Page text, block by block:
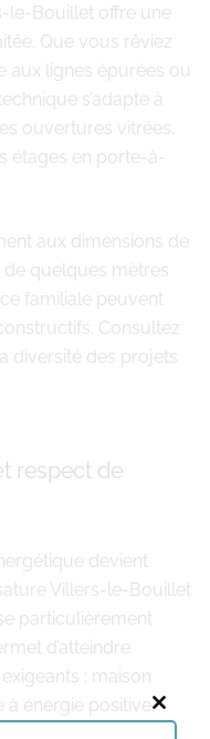
le-Bouillet offre une
Que vous rêviez
aux lignes épurées ou
s’adapte à
ouvertures vitrées,
étages en porte-à-
aux dimensions de
quelques mètres
familiale peuvent
Consultez
diversité des projets
respect de
devient
Villers-le-Bouillet
particulièrement
d’atteindre
: maison
à énergie positive.
Close